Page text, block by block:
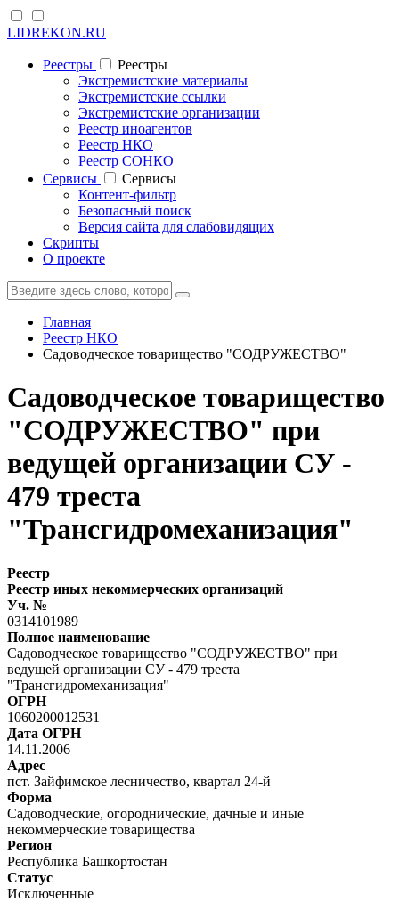
LIDREKON.RU
Реестры
Реестры
Экстремистские материалы
Экстремистские ссылки
Экстремистские организации
Реестр иноагентов
Реестр НКО
Реестр СОНКО
Cервисы
Cервисы
Контент-фильтр
Безопасный поиск
Версия сайта для слабовидящих
Скрипты
О проекте
Главная
Реестр НКО
Садоводческое товарищество "СОДРУЖЕСТВО"
Садоводческое товарищество
"СОДРУЖЕСТВО" при
ведущей организации СУ -
479 треста
"Трансгидромеханизация"
Реестр
Реестр иных некоммерческих организаций
Уч. №
0314101989
Полное наименование
Садоводческое товарищество "СОДРУЖЕСТВО" при
ведущей организации СУ - 479 треста
"Трансгидромеханизация"
ОГРН
1060200012531
Дата ОГРН
14.11.2006
Адрес
пст. Зайфимское лесничество, квартал 24-й
Форма
Садоводческие, огороднические, дачные и иные
некоммерческие товарищества
Регион
Республика Башкортостан
Статус
Исключенные